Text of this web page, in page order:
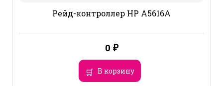
Рейд-контроллер HP A5616A
0 ₽
В корзину